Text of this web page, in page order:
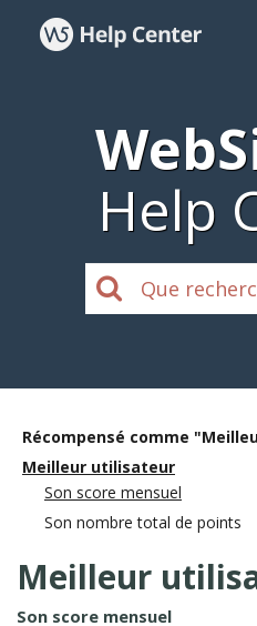
Help
Récompensé comme
Meilleur utilisateur
Son score mensuel
Son nombre total de points
Meilleur
Son score mensuel